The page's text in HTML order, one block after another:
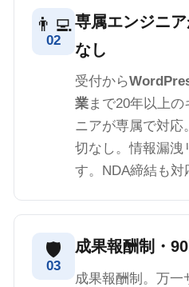
👨‍💻
02
専属エンジニ
なし
受付から
業まで20年以上
ニアが専属で対応
切なし。情報漏洩
す。NDA締結も対
🛡️
03
成果報酬制・
成果報酬制。万